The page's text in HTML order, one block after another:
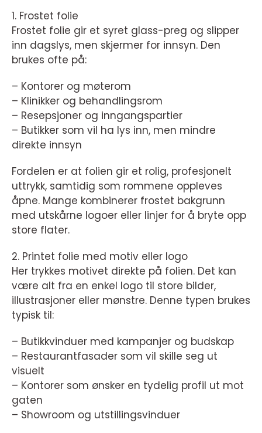
1. Frostet folie
Frostet folie gir et syret glass-preg og slipper
inn dagslys, men skjermer for innsyn. Den
brukes ofte på:
– Kontorer og møterom
– Klinikker og behandlingsrom
– Resepsjoner og inngangspartier
– Butikker som vil ha lys inn, men mindre
direkte innsyn
Fordelen er at folien gir et rolig, profesjonelt
uttrykk, samtidig som rommene oppleves
åpne. Mange kombinerer frostet bakgrunn
med utskårne logoer eller linjer for å bryte opp
store flater.
2. Printet folie med motiv eller logo
Her trykkes motivet direkte på folien. Det kan
være alt fra en enkel logo til store bilder,
illustrasjoner eller mønstre. Denne typen brukes
typisk til:
– Butikkvinduer med kampanjer og budskap
– Restaurantfasader som vil skille seg ut
visuelt
– Kontorer som ønsker en tydelig profil ut mot
gaten
– Showroom og utstillingsvinduer